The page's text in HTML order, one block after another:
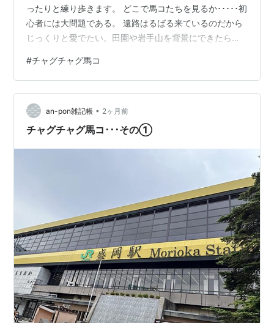
ったりと練り歩きます。 どこで馬コたちを見るか･････初
心者には大問題である。 遠路はるばる来ているのだから
じっくりと愛でたい。田園や岩手山を背景にできたら最
よく攻める必要もある。万事テキトーな私にしては熟考
し、風情のある滝沢市ルートをあきらめて盛岡市内の“休
憩スポット”に狙いを定めたのだった。 道沿いには家族連
れや大きなカメラを抱えた若者、高齢者施設の方々など
にぎやかだ。おおっ、ついに待ちに待った行列が！ 休憩
#チャグチャグ馬コ
an-pon雑記帳 • 2ヶ月前
チャグチャグ馬コ･･･その①